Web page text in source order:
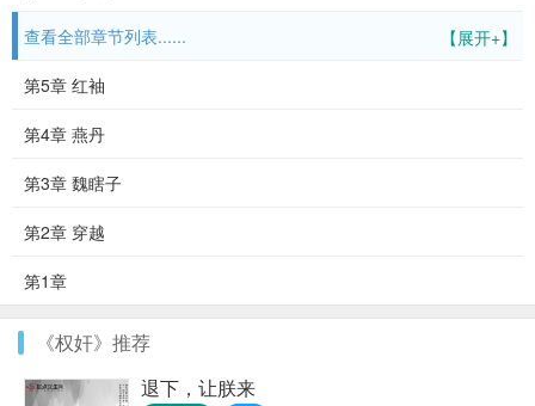
【展开+】
查看全部章节列表......
第5章 红袖
第4章 燕丹
第3章 魏瞎子
第2章 穿越
第1章
《权奸》推荐
退下，让朕来